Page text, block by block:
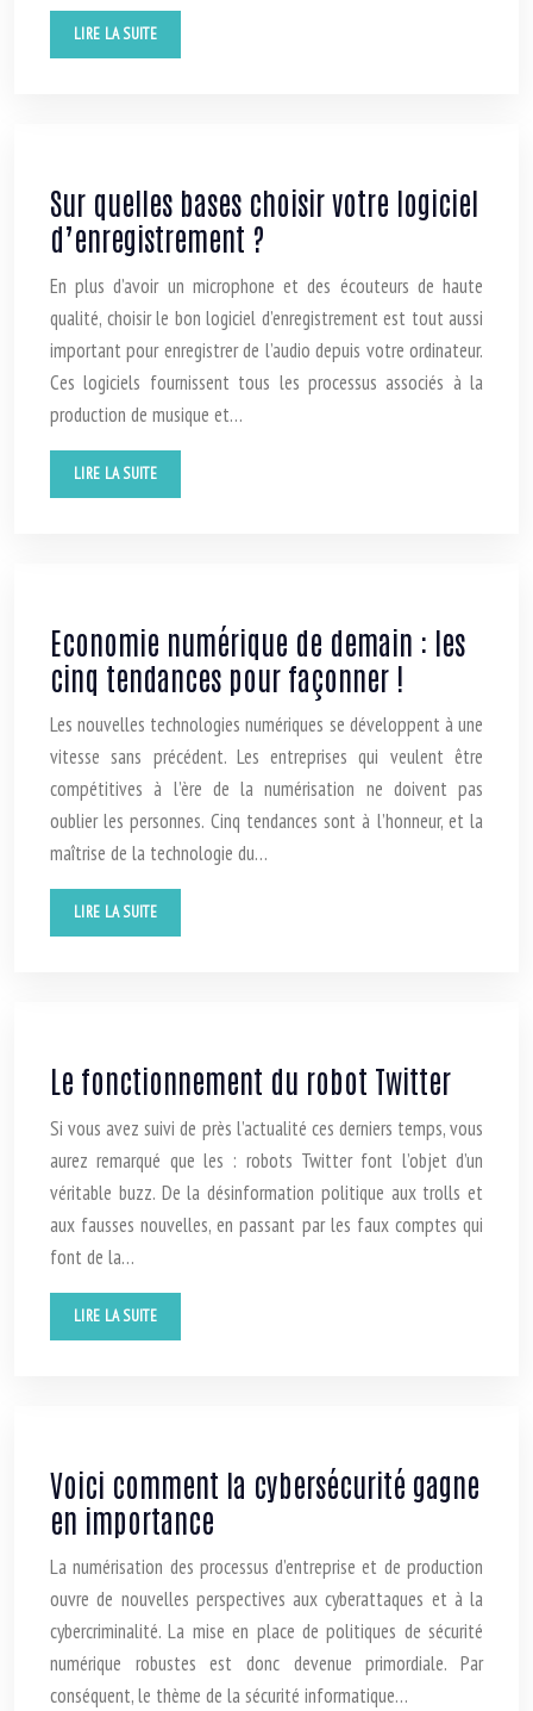
LIRE LA SUITE
Sur quelles bases choisir votre logiciel
d’enregistrement ?
En plus d’avoir un microphone et des écouteurs de haute
qualité, choisir le bon logiciel d’enregistrement est tout aussi
important pour enregistrer de l’audio depuis votre ordinateur.
Ces logiciels fournissent tous les processus associés à la
production de musique et…
LIRE LA SUITE
Economie numérique de demain : les
cinq tendances pour façonner !
Les nouvelles technologies numériques se développent à une
vitesse sans précédent. Les entreprises qui veulent être
compétitives à l’ère de la numérisation ne doivent pas
oublier les personnes. Cinq tendances sont à l’honneur, et la
maîtrise de la technologie du…
LIRE LA SUITE
Le fonctionnement du robot Twitter
Si vous avez suivi de près l’actualité ces derniers temps, vous
aurez remarqué que les : robots Twitter font l’objet d’un
véritable buzz. De la désinformation politique aux trolls et
aux fausses nouvelles, en passant par les faux comptes qui
font de la…
LIRE LA SUITE
Voici comment la cybersécurité gagne
en importance
La numérisation des processus d’entreprise et de production
ouvre de nouvelles perspectives aux cyberattaques et à la
cybercriminalité. La mise en place de politiques de sécurité
numérique robustes est donc devenue primordiale. Par
conséquent, le thème de la sécurité informatique…